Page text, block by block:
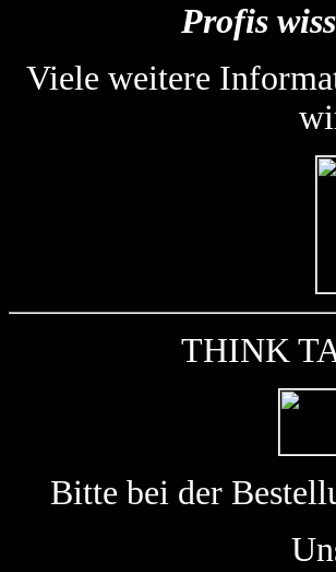
Profis
Viele weitere
THINK
Bitte bei der